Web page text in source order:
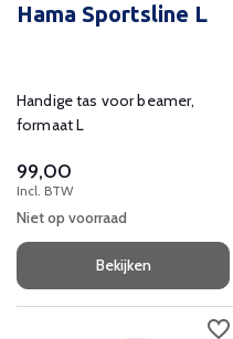
Hama Sportsline L
Handige tas voor beamer,
formaat L
99,00
Incl. BTW
Niet op voorraad
Bekijken